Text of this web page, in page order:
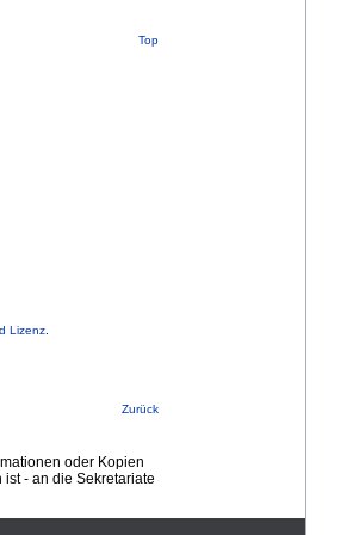
Top
Lizenz
Zurück
oder Kopien
- an die Sekretariate